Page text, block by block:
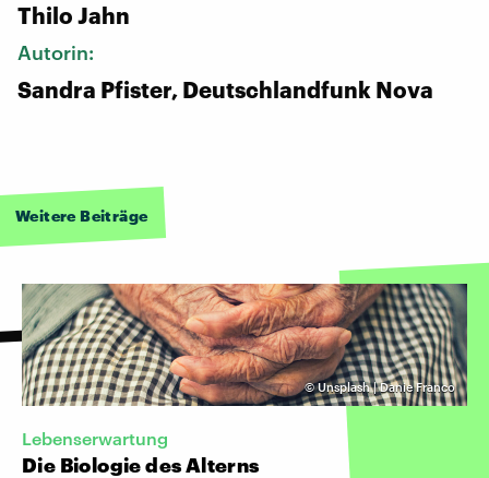
Thilo Jahn
Autorin:
Sandra Pfister, Deutschlandfunk Nova
Weitere Beiträge
©Unsplash | Danie Franco
Lebenserwartung
Die Biologie des Alterns